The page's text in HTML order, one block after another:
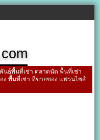
นธ์พื้นที่เช่า ตลาดนัด พื้นที่เช่า
ง พื้นที่เช่า ที่ขายของ แฟรนไชส์